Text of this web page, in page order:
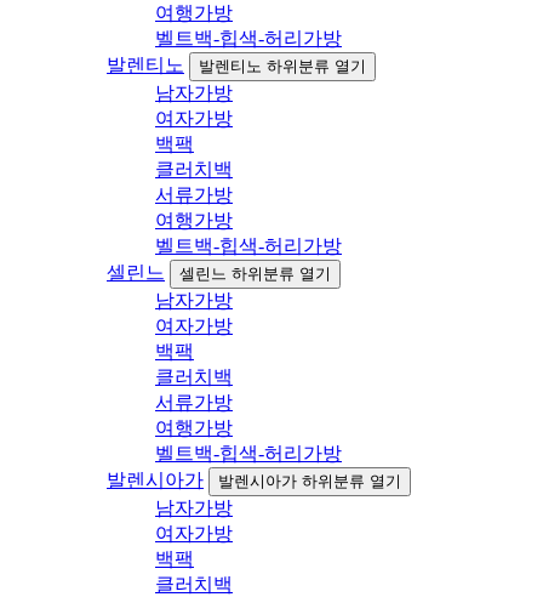
여행가방
벨트백-힙색-허리가방
발렌티노
발렌티노 하위분류 열기
남자가방
여자가방
백팩
클러치백
서류가방
여행가방
벨트백-힙색-허리가방
셀린느
셀린느 하위분류 열기
남자가방
여자가방
백팩
클러치백
서류가방
여행가방
벨트백-힙색-허리가방
발렌시아가
발렌시아가 하위분류 열기
남자가방
여자가방
백팩
클러치백